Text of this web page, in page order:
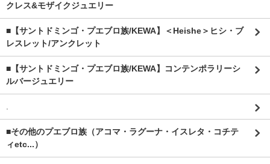
クレス&モザイクジュエリー
■【サントドミンゴ・プエブロ族/KEWA】＜Heishe＞ヒシ・ブ
レスレット/アンクレット
■【サントドミンゴ・プエブロ族/KEWA】コンテンポラリーシ
ルバージュエリー
.
■その他のプエブロ族（アコマ・ラグーナ・イスレタ・コチテ
ィetc...）